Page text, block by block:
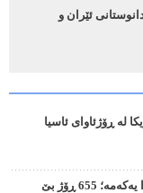
ئێران و
لە ڕۆژئاوای ئاسیا
هەرێمی کوردستان لە جیهاندا یەکەمە؛ 655 ڕۆژ بێ